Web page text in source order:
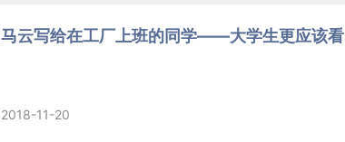
马云写给在工厂上班的同学——大学生更应该看
2018-11-20